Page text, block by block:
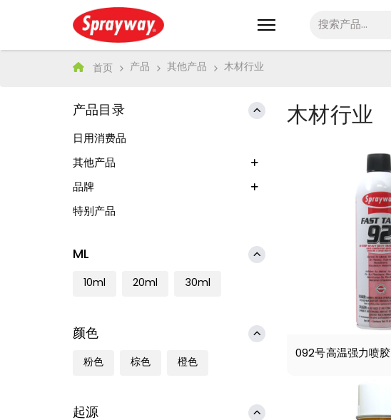
首页 产品 其他产品 木材行业
产品目录
日用消费品
其他产品
品牌
特别产品
ML
10ml 20ml 30ml
颜色
粉色 棕色 橙色
起源
木材行业
092号高温强力喷胶